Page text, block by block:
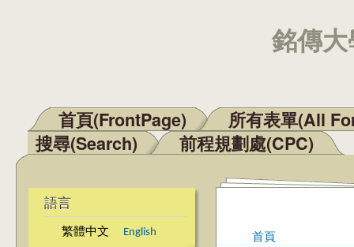
銘傳
主選單
首頁(FrontPage)
所有表單(All
搜尋(Search)
前程規劃處(CPC)
語言
繁體中文 English 首頁